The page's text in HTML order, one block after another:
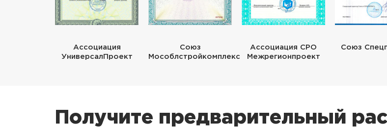
Ассоциация
УниверсалПроект
Союз
Мособлстройкомплекс
Ассоциация СРО
Межрегионпроект
Союз
Получите предварительный